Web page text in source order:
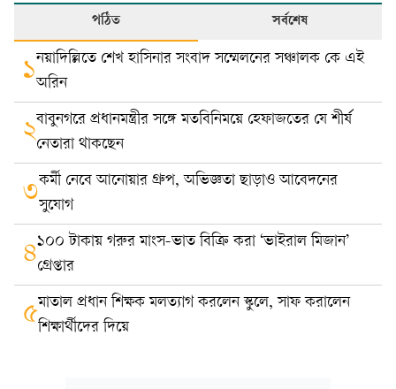
পঠিত সর্বশেষ
১নয়াদিল্লিতে শেখ হাসিনার সংবাদ সম্মেলনের সঞ্চালক কে এই
অরিন
২বাবুনগরে প্রধানমন্ত্রীর সঙ্গে মতবিনিময়ে হেফাজতের যে শীর্ষ
নেতারা থাকছেন
৩কর্মী নেবে আনোয়ার গ্রুপ, অভিজ্ঞতা ছাড়াও আবেদনের
সুযোগ
৪১০০ টাকায় গরুর মাংস-ভাত বিক্রি করা ‘ভাইরাল মিজান’
গ্রেপ্তার
৫মাতাল প্রধান শিক্ষক মলত্যাগ করলেন স্কুলে, সাফ করালেন
শিক্ষার্থীদের দিয়ে